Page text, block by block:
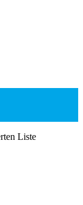
Liste